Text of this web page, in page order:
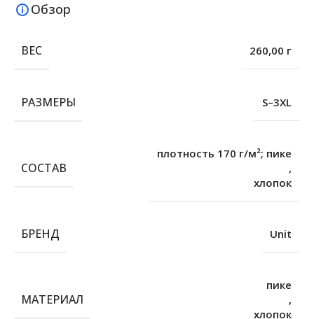
Обзор
ВЕС 260,00 г
РАЗМЕРЫ S–3XL
СОСТАВ
плотность 170 г/м²; пике
,
хлопок
БРЕНД Unit
МАТЕРИАЛ
пике
,
хлопок